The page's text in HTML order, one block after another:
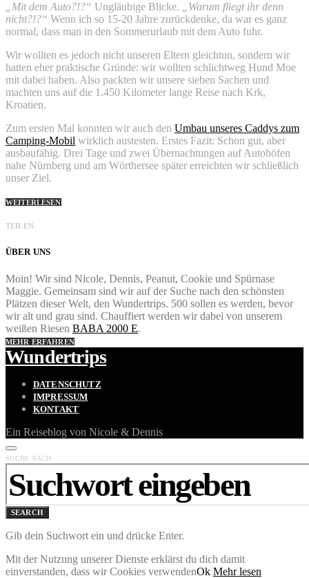
„Mit dem Auto?!?“ Ungläubige Blicke.
„Warum fliegt ihr denn
nicht?!?“ Wenn ich so 15-20 Jahre zurückdenke, da war es ganz
normal, dass man in den Sommerurlaub mit dem Auto fuhr.
Wir wollten es jedoch nicht unseren Eltern gleichtun, sondern wir
hatten eher praktische Gründe: wir wollten schlichtweg Hund Moe
mit dabei haben. Also packten wir unsere sieben Sachen und
machten uns auf die 1.450 Kilometer lange Reise nach Krk,
Kroatien.
Zum ersten Mal konnten wir auch den Umbau unseres Caddys zum
Camping-Mobil wirklich austesten. Erstes Fazit: Schon gut, aber
ausbaufähig. Drei Tage und zwei Übernachtungen auf Autohöfen
nahe Nürnberg und am Wörthersee später erreichten wir schließlich
unser Ziel.
WEITERLESEN
TEILEN
ÜBER UNS
Moin! Wir sind Nicole, Dennis, Peanut, Cookie und Spürnase
Maggie. Gemeinsam sind wir auf der Suche nach den schönsten
Plätzen dieser Welt, den Wundertrips. 500 sollen es werden, bevor
wir alt und grau sind. Chauffiert werden wir dabei von unserem
weißen Riesen BABA 2000 E.
MEHR ERFAHREN
Wundertrips
DATENSCHUTZ
IMPRESSUM
KONTAKT
Ein Reiseblog von Nicole & Dennis
SUCHE NACH:
SEARCH
Gib dein Suchwort ein und drücke Enter.
Mit der Nutzung unserer Dienste erklärst du dich damit
einverstanden, dass wir Cookies verwendenOk Mehr lesen